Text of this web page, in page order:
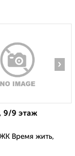
›
9/9 этаж
Время жить,